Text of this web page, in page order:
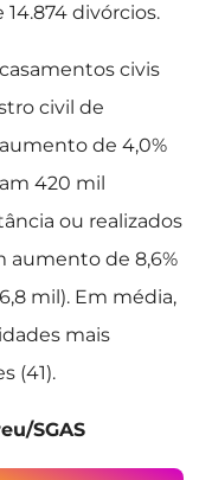
divórcios.
civis
civil de
de 4,0%
420 mil
ou realizados
aumento de 8,6%
mil). Em média,
mais
(41).
SGAS